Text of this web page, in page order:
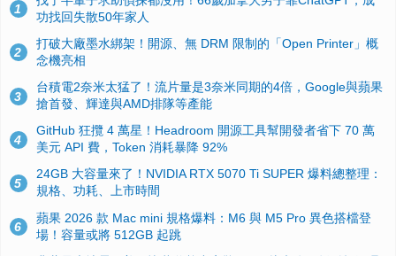
1
功找回失散50年家人
2
打破大廠墨水綁架！開源、無 DRM 限制的「Open Printer」概
念機亮相
3
台積電2奈米太猛了！流片量是3奈米同期的4倍，Google與蘋果
搶首發、輝達與AMD排隊等產能
4
GitHub 狂攬 4 萬星！Headroom 開源工具幫開發者省下 70 萬
美元 API 費，Token 消耗暴降 92%
5
24GB 大容量來了！NVIDIA RTX 5070 Ti SUPER 爆料總整理：
規格、功耗、上市時間
6
蘋果 2026 款 Mac mini 規格爆料：M6 與 M5 Pro 異色搭檔登
場！容量或將 512GB 起跳